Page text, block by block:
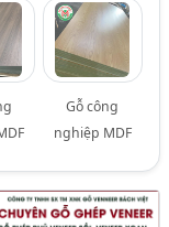
Gỗ công
nghiệp MDF